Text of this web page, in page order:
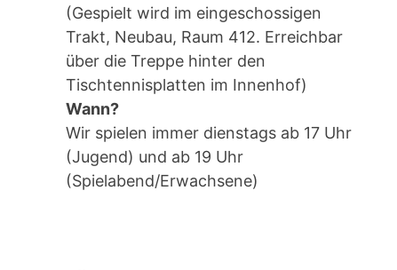
(Gespielt wird im eingeschossigen
Trakt, Neubau, Raum 412. Erreichbar
über die Treppe hinter den
Tischtennisplatten im Innenhof)
Wann?
Wir spielen immer dienstags ab 17 Uhr
(Jugend) und ab 19 Uhr
(Spielabend/Erwachsene)